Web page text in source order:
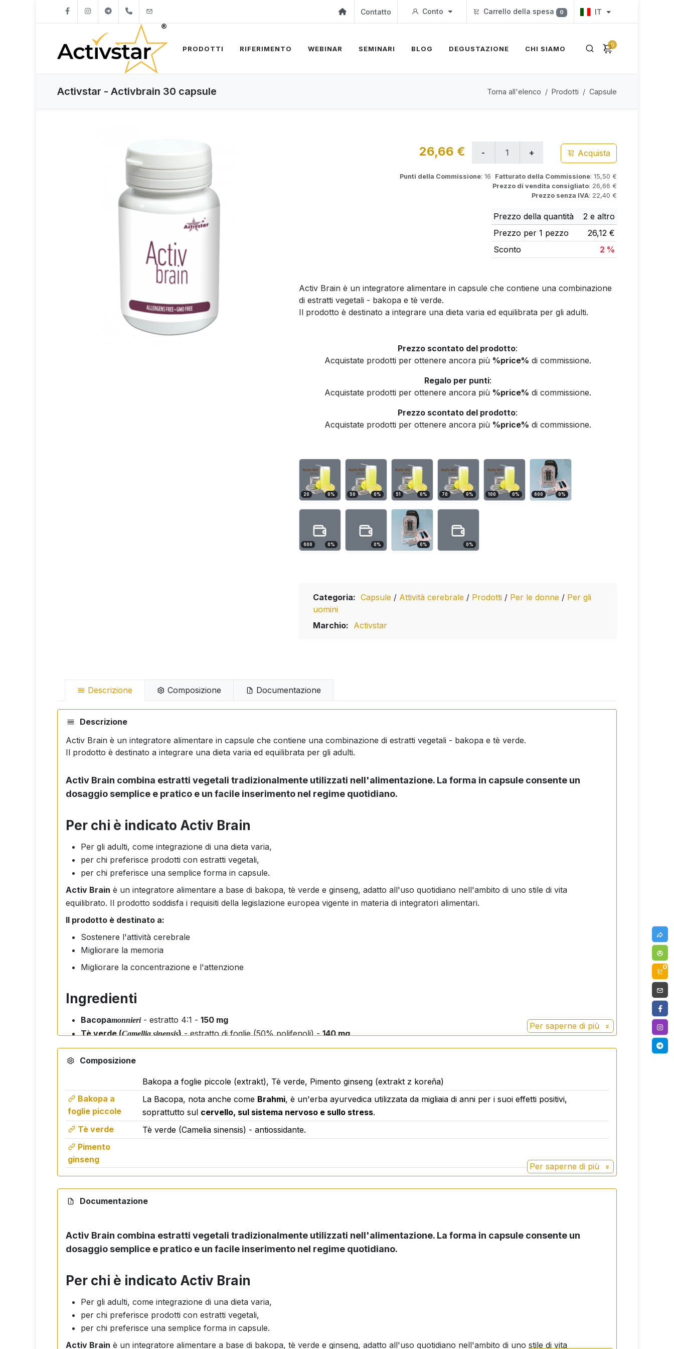
+421904262747 Contatto Conto Carrello della spesa 0 IT
0
PRODOTTI RIFERIMENTO WEBINAR SEMINARI BLOG DEGUSTAZIONE CHI SIAMO
Activstar - Activbrain 30 capsule Torna all'elenco Prodotti Capsule
26,66 € Acquista
Punti della Commissione: 16 Fatturato della Commissione: 15,50 €
Prezzo di vendita consigliato: 26,66 €
Prezzo senza IVA: 22,40 €
Prezzo della quantità
2 e altro
Prezzo per 1 pezzo
26,12 €
Sconto
2 %
Activ Brain è un integratore alimentare in capsule che contiene una combinazione
di estratti vegetali - bakopa e tè verde.
Il prodotto è destinato a integrare una dieta varia ed equilibrata per gli adulti.
Prezzo scontato del prodotto:
Acquistate prodotti per ottenere ancora più %price% di commissione.
Regalo per punti:
Acquistate prodotti per ottenere ancora più %price% di commissione.
Prezzo scontato del prodotto:
Acquistate prodotti per ottenere ancora più %price% di commissione.
20 0% 50 0% 51 0% 70 0% 100 0% 600 0%
600 0% 0% 0% 0%
Categoria: Capsule / Attività cerebrale / Prodotti / Per le donne / Per gli
uomini
Marchio: Activstar
Descrizione Composizione Documentazione
Descrizione
Activ Brain è un integratore alimentare in capsule che contiene una combinazione di estratti vegetali - bakopa e tè verde.
Il prodotto è destinato a integrare una dieta varia ed equilibrata per gli adulti.
Activ Brain combina estratti vegetali tradizionalmente utilizzati nell'alimentazione. La forma in capsule consente un
dosaggio semplice e pratico e un facile inserimento nel regime quotidiano.
Per chi è indicato Activ Brain
Per gli adulti, come integrazione di una dieta varia,
per chi preferisce prodotti con estratti vegetali,
per chi preferisce una semplice forma in capsule.
Activ Brain è un integratore alimentare a base di bakopa, tè verde e ginseng, adatto all'uso quotidiano nell'ambito di uno stile di vita
equilibrato. Il prodotto soddisfa i requisiti della legislazione europea vigente in materia di integratori alimentari.
Il prodotto è destinato a:
Sostenere l'attività cerebrale
Migliorare la memoria
Migliorare la concentrazione e l'attenzione
Ingredienti
Bacopamonnieri- estratto 4:1 - 150 mg
Tè verde (Camellia sinensis)- estratto di foglie (50% polifenoli) -140 mg
Ginseng (Panax ginseng)- estratto di radice (80% ginsenosidi) -20 mg
Capsula di gelatina
Dose raccomandata
1 capsula al giorno,
Assumere con una quantità sufficiente di liquidi.
Avvertenze
Non sostituisce una dieta varia.
Tenere fuori dalla portata dei bambini.
Mantenere uno stile di vita sano.
Per saperne di più
Composizione
Bakopa a foglie piccole (extrakt), Tè verde, Pimento ginseng (extrakt z koreňa)
Bakopa a
foglie piccole
La Bacopa, nota anche come Brahmi, è un'erba ayurvedica utilizzata da migliaia di anni per i suoi effetti positivi,
soprattutto sul cervello, sul sistema nervoso e sullo stress.
Tè verde
Tè verde (Camelia sinensis) - antiossidante.
Pimento
ginseng
Per saperne di più
Documentazione
Activ Brain combina estratti vegetali tradizionalmente utilizzati nell'alimentazione. La forma in capsule consente un
dosaggio semplice e pratico e un facile inserimento nel regime quotidiano.
Per chi è indicato Activ Brain
Per gli adulti, come integrazione di una dieta varia,
per chi preferisce prodotti con estratti vegetali,
per chi preferisce una semplice forma in capsule.
Activ Brain è un integratore alimentare a base di bakopa, tè verde e ginseng, adatto all'uso quotidiano nell'ambito di uno stile di vita
0